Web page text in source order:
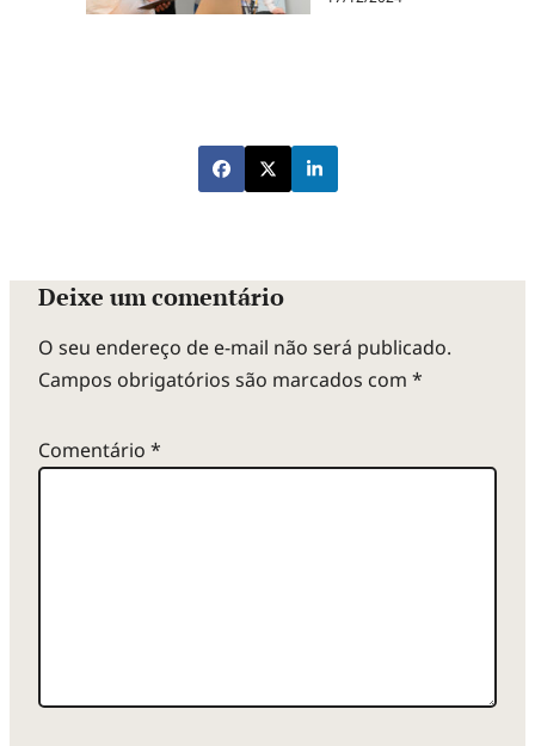
Deixe um comentário
O seu endereço de e-mail não será publicado.
Campos obrigatórios são marcados com *
Comentário *